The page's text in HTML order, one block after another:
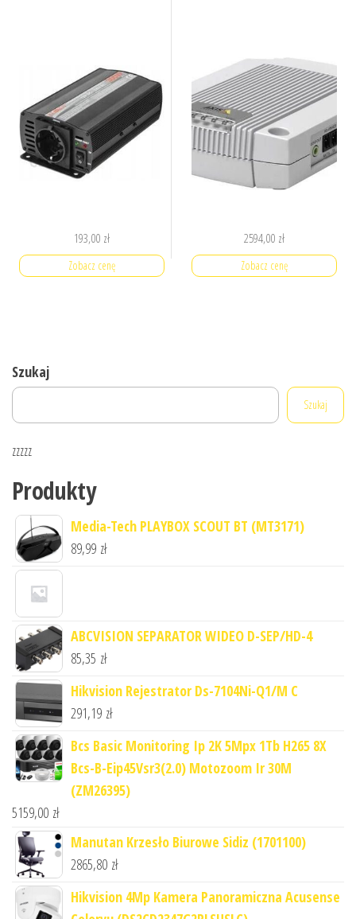
193,00 zł
Zobacz cenę
2594,00 zł
Zobacz cenę
Szukaj
Szukaj
zzzzz
Produkty
Media-Tech PLAYBOX SCOUT BT (MT3171)
89,99 zł
ABCVISION SEPARATOR WIDEO D-SEP/HD-4
85,35 zł
Hikvision Rejestrator Ds-7104Ni-Q1/M C
291,19 zł
Bcs Basic Monitoring Ip 2K 5Mpx 1Tb H265 8X
Bcs-B-Eip45Vsr3(2.0) Motozoom Ir 30M
(ZM26395)
5159,00 zł
Manutan Krzesło Biurowe Sidiz (1701100)
2865,80 zł
Hikvision 4Mp Kamera Panoramiczna Acusense